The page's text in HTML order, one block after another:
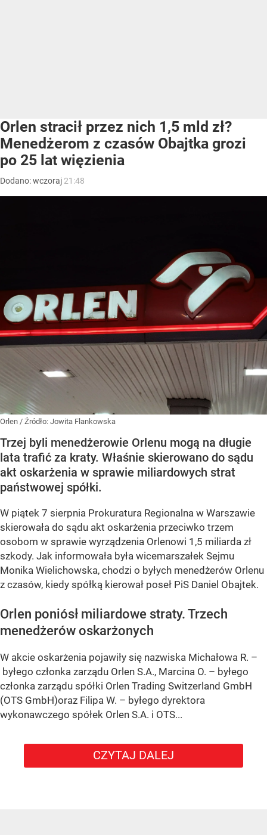
Orlen stracił przez nich 1,5 mld zł?
Menedżerom z czasów Obajtka grozi
po 25 lat więzienia
Dodano:wczoraj 21:48
Orlen / Źródło: Jowita Flankowska
Trzej byli menedżerowie Orlenu mogą na długie
lata trafić za kraty. Właśnie skierowano do sądu
akt oskarżenia w sprawie miliardowych strat
państwowej spółki.
W piątek 7 sierpnia Prokuratura Regionalna w Warszawie
skierowała do sądu akt oskarżenia przeciwko trzem
osobom w sprawie wyrządzenia Orlenowi 1,5 miliarda zł
szkody. Jak informowała była wicemarszałek Sejmu
Monika Wielichowska, chodzi o byłych menedżerów Orlenu
z czasów, kiedy spółką kierował poseł PiS Daniel Obajtek.
Orlen poniósł miliardowe straty. Trzech
menedżerów oskarżonych
W akcie oskarżenia pojawiły się nazwiska Michałowa R. –
byłego członka zarządu Orlen S.A., Marcina O. – byłego
członka zarządu spółki Orlen Trading Switzerland GmbH
(OTS GmbH)oraz Filipa W. – byłego dyrektora
wykonawczego spółek Orlen S.A. i OTS...
CZYTAJ DALEJ